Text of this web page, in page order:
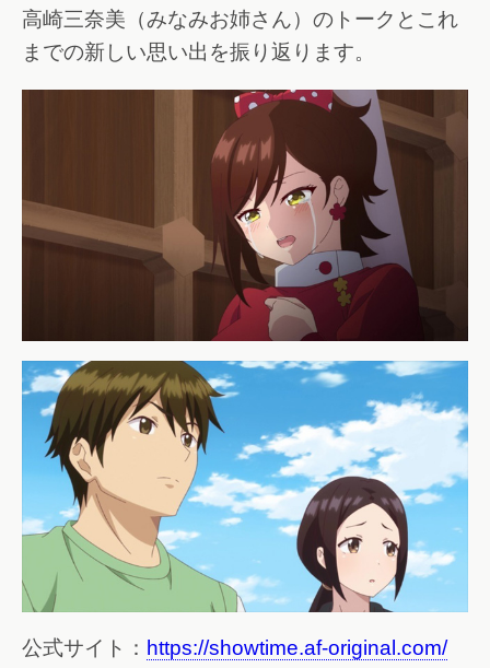
高崎三奈美（みなみお姉さん）のトークとこれ
までの新しい思い出を振り返ります。
公式サイト： https://showtime.af-original.com/